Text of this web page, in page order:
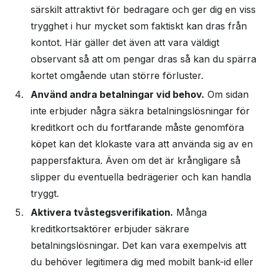
särskilt attraktivt för bedragare och ger dig en viss
trygghet i hur mycket som faktiskt kan dras från
kontot. Här gäller det även att vara väldigt
observant så att om pengar dras så kan du spärra
kortet omgående utan större förluster.
Använd andra betalningar vid behov. Om sidan
inte erbjuder några säkra betalningslösningar för
kreditkort och du fortfarande måste genomföra
köpet kan det klokaste vara att använda sig av en
pappersfaktura. Även om det är krångligare så
slipper du eventuella bedrägerier och kan handla
tryggt.
Aktivera tvåstegsverifikation. Många
kreditkortsaktörer erbjuder säkrare
betalningslösningar. Det kan vara exempelvis att
du behöver legitimera dig med mobilt bank-id eller